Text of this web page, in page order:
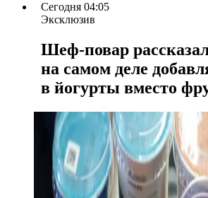
Сегодня 04:05
Эксклюзив
Шеф-повар
на самом деле
в йогурты вместо